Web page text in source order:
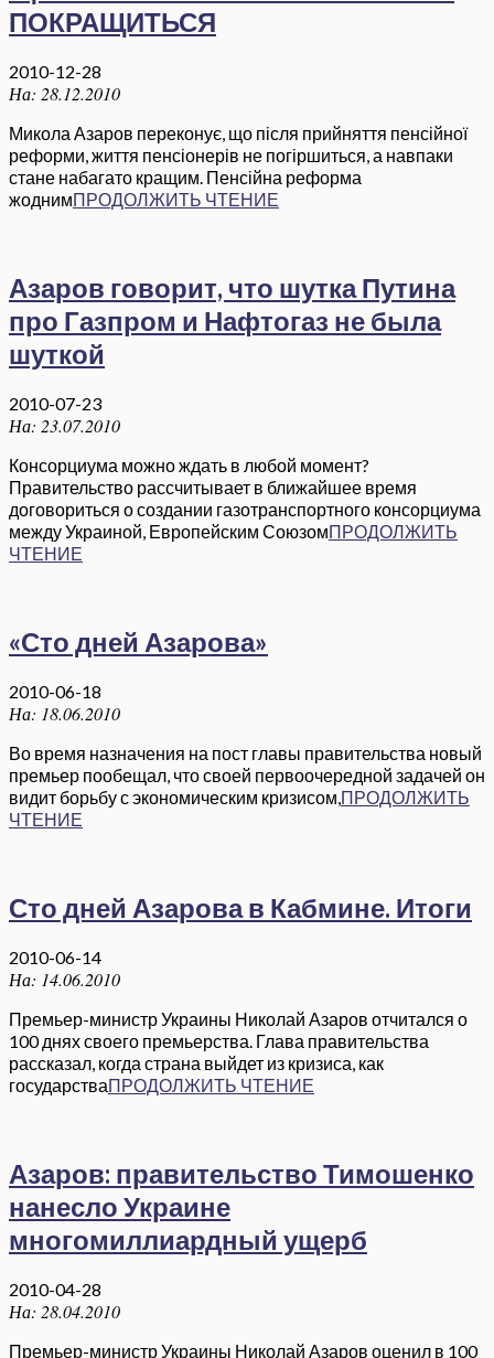
ПОКРАЩИТЬСЯ
2010-12-28
На: 28.12.2010
Микола Азаров переконує, що після прийняття пенсійної
реформи, життя пенсіонерів не погіршиться, а навпаки
стане набагато кращим. Пенсійна реформа
жоднимПРОДОЛЖИТЬ ЧТЕНИЕ
Азаров говорит, что шутка Путина
про Газпром и Нафтогаз не была
шуткой
2010-07-23
На: 23.07.2010
Консорциума можно ждать в любой момент?
Правительство рассчитывает в ближайшее время
договориться о создании газотранспортного консорциума
между Украиной, Европейским СоюзомПРОДОЛЖИТЬ
ЧТЕНИЕ
«Сто дней Азарова»
2010-06-18
На: 18.06.2010
Во время назначения на пост главы правительства новый
премьер пообещал, что своей первоочередной задачей он
видит борьбу с экономическим кризисом,ПРОДОЛЖИТЬ
ЧТЕНИЕ
Сто дней Азарова в Кабмине. Итоги
2010-06-14
На: 14.06.2010
Премьер-министр Украины Николай Азаров отчитался о
100 днях своего премьерства. Глава правительства
рассказал, когда страна выйдет из кризиса, как
государстваПРОДОЛЖИТЬ ЧТЕНИЕ
Азаров: правительство Тимошенко
нанесло Украине
многомиллиардный ущерб
2010-04-28
На: 28.04.2010
Премьер-министр Украины Николай Азаров оценил в 100